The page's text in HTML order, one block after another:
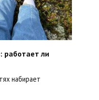
работает ли
набирает